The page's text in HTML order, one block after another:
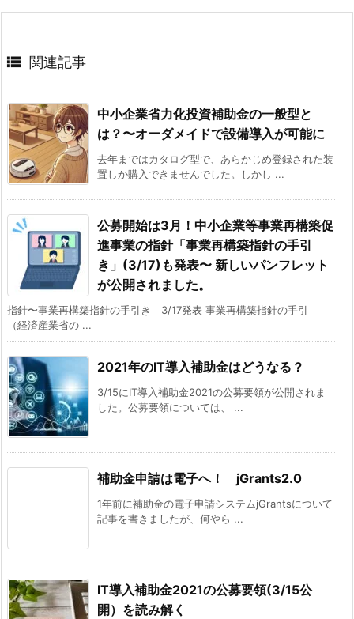
 関連記事
中小企業省力化投資補助金の一般型と
は？〜オーダメイドで設備導入が可能に
去年まではカタログ型で、あらかじめ登録された装
置しか購入できませんでした。しかし ...
公募開始は3月！中小企業等事業再構築促
進事業の指針「事業再構築指針の手引
き」(3/17)も発表〜 新しいパンフレット
が公開されました。
指針〜事業再構築指針の手引き 3/17発表 事業再構築指針の手引
（経済産業省の ...
2021年のIT導入補助金はどうなる？
3/15にIT導入補助金2021の公募要領が公開されま
した。公募要領については、 ...
補助金申請は電子へ！ jGrants2.0
1年前に補助金の電子申請システムjGrantsについて
記事を書きましたが、何やら ...
IT導入補助金2021の公募要領(3/15公
開）を読み解く